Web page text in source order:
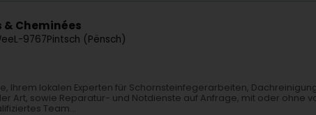
& Cheminées
L-9767Pintsch (Pënsch)
Ihrem lokalen Experten für Schornsteinfegerarbeiten,
Art, sowie Reparatur- und Notdienste auf Anfrage, mit oder ohne
Team...